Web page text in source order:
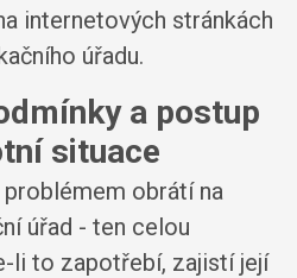
internetových stránkách
úřadu.
a postup
situace
obrátí na
úřad - ten celou
li to zapotřebí, zajistí její